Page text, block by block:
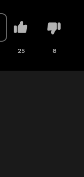
25 8